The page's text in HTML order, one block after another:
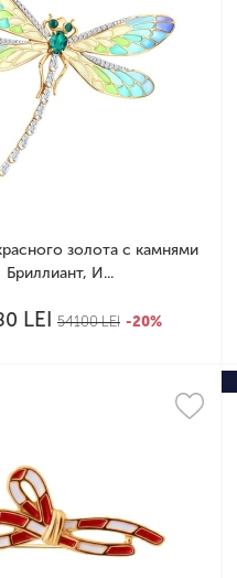
золота с камнями
Бриллиант, И...
LEI 54100LEI -20%